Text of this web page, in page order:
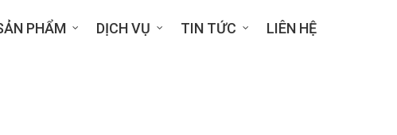
PHẨM DỊCH VỤ TIN TỨC LIÊN HỆ